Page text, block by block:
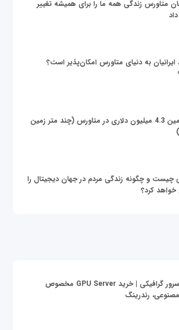
متاورس زندگی همه ما را برای همیشه تغییر
ایرانیان به دنیای متاورس امکان‌پذیر است؟
خرید زمین 4.3 میلیون دلاری در متاورس (چند متر زمین
چیست و چگونه زندگی مردم در جهان دیجیتال را
کرد؟
قیمت سرور گرافیکی | خرید GPU Server مخصوص
رندرینگ